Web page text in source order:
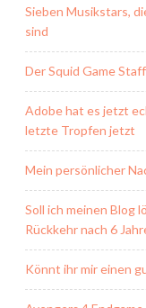
Sieben Musikstars,
sind
Der Squid Game
Adobe hat es jetzt
letzte Tropfen jetzt
Mein persönlicher
Soll ich meinen Blog
Rückkehr nach 6
Könnt ihr mir einen